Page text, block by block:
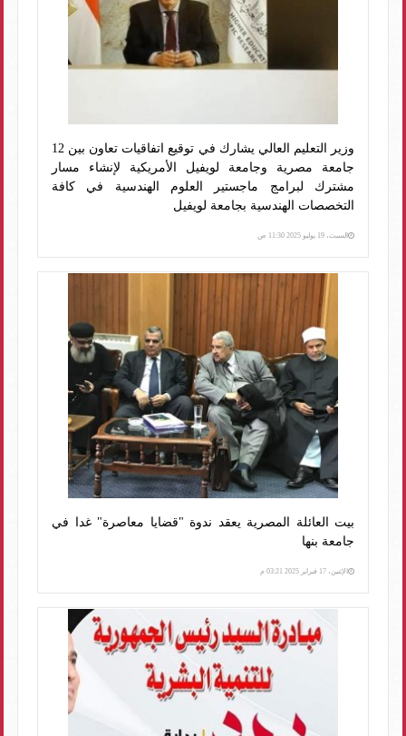
وزير التعليم العالي يشارك في توقيع اتفاقيات تعاون بين 12
جامعة مصرية وجامعة لويفيل الأمريكية لإنشاء مسار
مشترك لبرامج ماجستير العلوم الهندسية في كافة
التخصصات الهندسية بجامعة لويفيل
السبت، 19 يوليو 2025 11:30 ص
بيت العائلة المصرية يعقد ندوة "قضايا معاصرة" غدا في
جامعة بنها
الإثنين، 17 فبراير 2025 03:21 م